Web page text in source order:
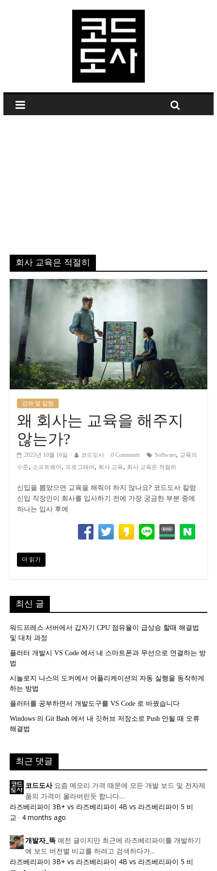
회사 교육은 적절히
강좌 및 칼럼
왜 회사는 교육을 해주지
않는가?
2023년 10월 16일 코드도사 0 Comments Software, 교육의
수준, 소프트웨어 , 프로그래머 , 회사 교육, 회사 교육은 적절히
신입을 뽑았으면 교육을 해줘야 하지 않나요? 코드도사 칼럼
신입 직장인이 회사를 입사하기 전에 가장 궁금한 부분 중에
하나는 입사 후에
더 읽기
최신 글
워드프레스 서버에서 갑자기 CPU 점유율이 급상승 할때 해결법
및 대처 과정
플러터 개발시 VS Code 에서 내 스마트폰과 무선으로 연결하는 방
법
시놀로지 나스의 도커에서 어플리케이션의 자동 실행을 동작하게
하는 방법
플러터를 공부하면서 개발도구를 VS Code 로 바꿨습니다
Windows 의 Git Bash 에서 내 깃허브 저장소로 Push 안될 때 오류
해결법
최근 댓글
코드도사 요즘 메모리 가격 때문에 모든 개발 보드 및 전자제
품의 가격이 올라버린듯 합니다....
라즈베리파이 3B+ vs 라즈베리파이 4B vs 라즈베리파이 5 비
교 · 4 months ago
개발자_뜩 예전 글이지만 최근에 라즈베리파이를 개발하기
에 보드 버전별 비교를 하려고 검색하다가...
라즈베리파이 3B+ vs 라즈베리파이 4B vs 라즈베리파이 5 비